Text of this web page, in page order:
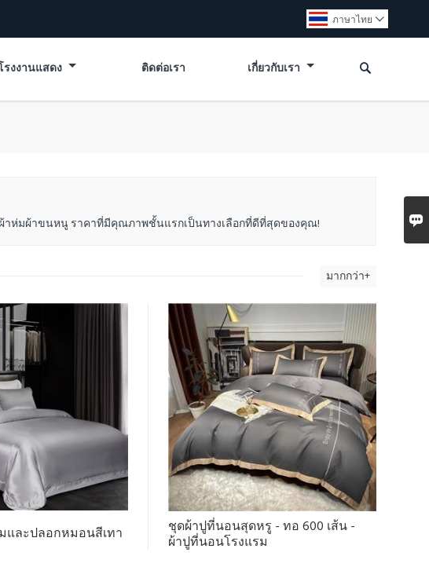

ภาษาไทย 
รงงานแสดง ติดต่อเรา เกี่ยวกับเรา 
ห่มผ้าขนหนู ราคาที่มีคุณภาพชั้นแรกเป็นทางเลือกที่ดีที่สุดของคุณ!
มากกว่า+
และปลอกหมอนสีเทา ชุดผ้าปูที่นอนสุดหรู - ทอ 600 เส้น -
ผ้าปูที่นอนโรงแรม